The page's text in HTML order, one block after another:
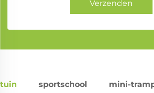
Verzenden
tuin sportschool mini-